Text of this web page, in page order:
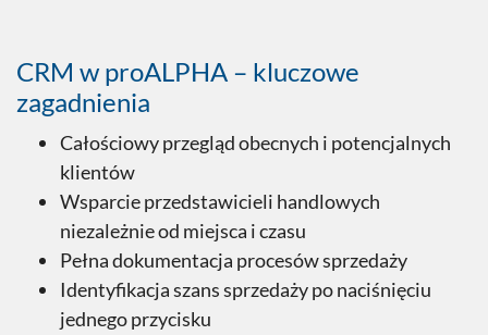
CRM w proALPHA – kluczowe
zagadnienia
Całościowy przegląd obecnych i potencjalnych
klientów
Wsparcie przedstawicieli handlowych
niezależnie od miejsca i czasu
Pełna dokumentacja procesów sprzedaży
Identyfikacja szans sprzedaży po naciśnięciu
jednego przycisku